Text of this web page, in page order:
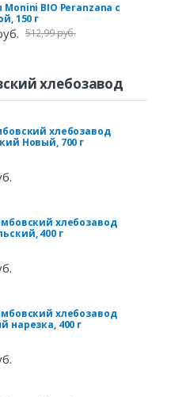
BIO Peranzana с
150 г
512,99 руб.
хлебозавод
хлебозавод
Новый, 700 г
хлебозавод
400 г
хлебозавод
нарезка, 400 г